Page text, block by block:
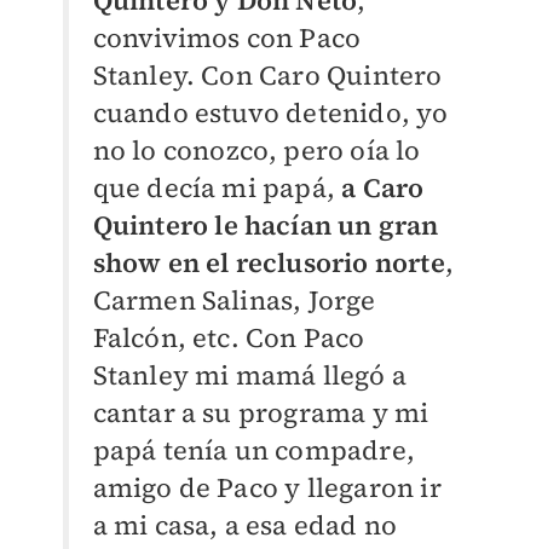
convivimos con Paco
Stanley. Con Caro Quintero
cuando estuvo detenido, yo
no lo conozco, pero oía lo
que decía mi papá, a Caro
Quintero le hacían un gran
show en el reclusorio norte,
Carmen Salinas, Jorge
Falcón, etc. Con Paco
Stanley mi mamá llegó a
cantar a su programa y mi
papá tenía un compadre,
amigo de Paco y llegaron ir
a mi casa, a esa edad no